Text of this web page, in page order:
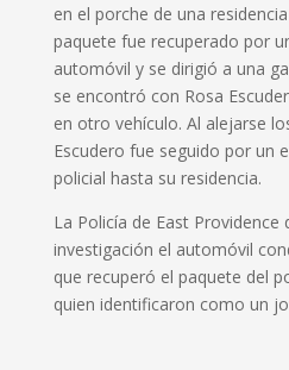
en el porche de una
paquete fue recuperado por
automóvil y se dirigió a una
se encontró con Rosa
en otro vehículo. Al alejarse
Escudero fue seguido por un
policial hasta su residencia.
La Policía de East
investigación el automóvil
que recuperó el paquete del
quien identificaron como un